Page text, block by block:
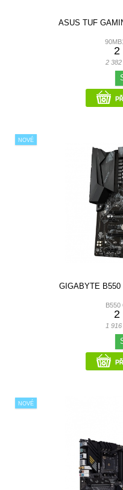
ASUS TUF
2
2
NOVÉ
GIGABYTE
B550
2
1
NOVÉ